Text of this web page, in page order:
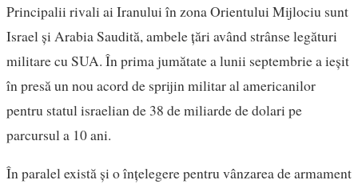
Principalii rivali ai Iranului în zona Orientului Mijlociu sunt
Israel și Arabia Saudită, ambele țări având strânse legături
militare cu SUA. În prima jumătate a lunii septembrie a ieșit
în presă un nou acord de sprijin militar al americanilor
pentru statul israelian de 38 de miliarde de dolari pe
parcursul a 10 ani.
În paralel există și o înțelegere pentru vânzarea de armament